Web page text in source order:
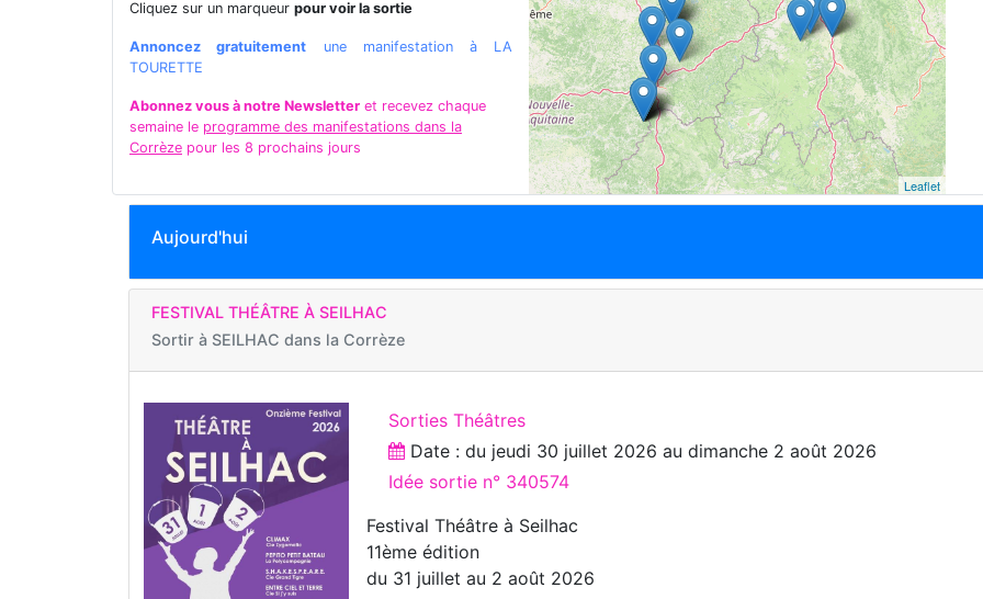
Cliquez sur un marqueur pour voir la sortie
Annoncez gratuitement une manifestation à LA
TOURETTE
Abonnez vous à notre Newsletter et recevez chaque
semaine le programme des manifestations dans la
Corrèze pour les 8 prochains jours
Leaflet
Aujourd'hui
FESTIVAL THÉÂTRE À SEILHAC
Sortir à SEILHAC dans la Corrèze
Sorties Théâtres
Date : du jeudi 30 juillet 2026 audimanche 2 août 2026
Idée sortie n° 340574
Festival Théâtre à Seilhac
11ème édition
du 31 juillet au 2 août 2026